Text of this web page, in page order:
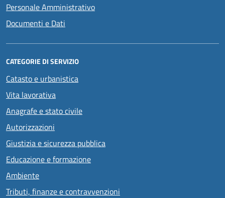
Personale Amministrativo
Documenti e Dati
CATEGORIE DI SERVIZIO
Catasto e urbanistica
Vita lavorativa
Anagrafe e stato civile
Autorizzazioni
Giustizia e sicurezza pubblica
Educazione e formazione
Ambiente
Tributi, finanze e contravvenzioni